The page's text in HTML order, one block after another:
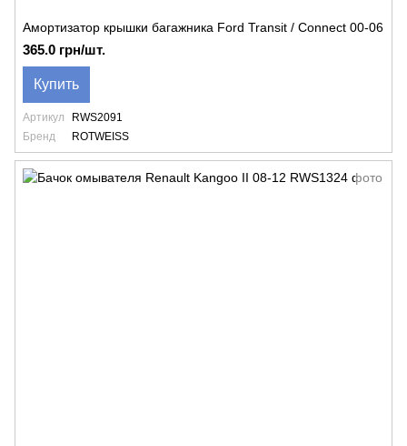
Амортизатор крышки багажника Ford Transit / Connect 00-06
365.0 грн/шт.
Купить
Артикул
RWS2091
Бренд
ROTWEISS